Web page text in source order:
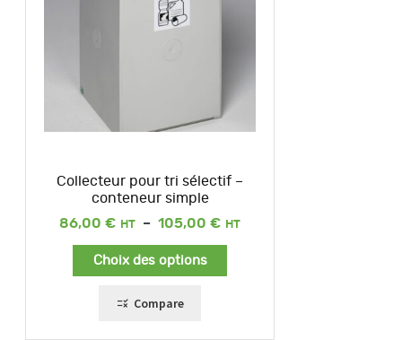
Collecteur pour tri sélectif –
conteneur simple
86,00 € – 105,00 €
Plage
Choix des options
Compare